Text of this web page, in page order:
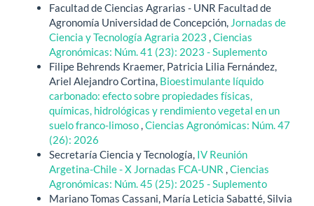
Facultad de Ciencias Agrarias - UNR Facultad de
Agronomía Universidad de Concepción, Jornadas de
Ciencia y Tecnología Agraria 2023 ,Ciencias
Agronómicas: Núm. 41 (23): 2023 - Suplemento
Filipe Behrends Kraemer, Patricia Lilia Fernández,
Ariel Alejandro Cortina, Bioestimulante líquido
carbonado: efecto sobre propiedades físicas,
químicas, hidrológicas y rendimiento vegetal en un
suelo franco-limoso,Ciencias Agronómicas: Núm. 47
(26): 2026
Secretaría Ciencia y Tecnología, IV Reunión
Argetina-Chile - X Jornadas FCA-UNR ,Ciencias
Agronómicas: Núm. 45 (25): 2025 - Suplemento
Mariano Tomas Cassani, María Leticia Sabatté, Silvia